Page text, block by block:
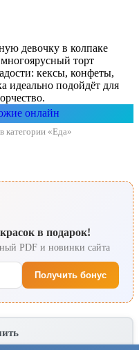
девочку в колпаке
торт
кексы, конфеты,
идеально подойдёт для
онлайн
категории «Еда»
в подарок!
PDF и новинки сайта
Получить бонус